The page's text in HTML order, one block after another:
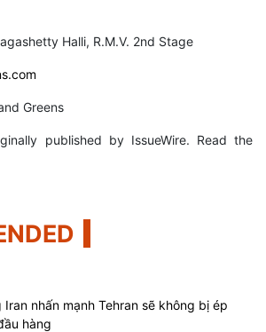
Halli, R.M.V. 2nd Stage
Greens
published by IssueWire. Read the
Iran nhấn mạnh Tehran sẽ không bị ép
hàng